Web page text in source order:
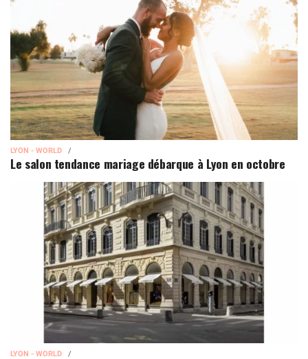
LYON - WORLD
Le salon tendance mariage débarque à Lyon en octobre
LYON - WORLD